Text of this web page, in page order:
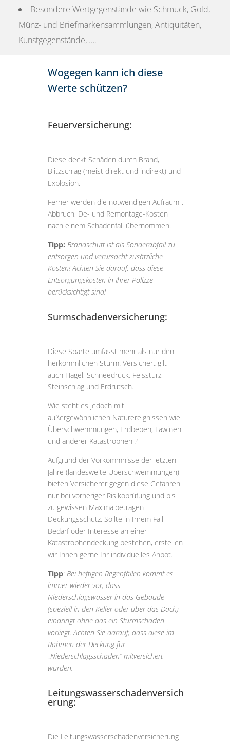
Besondere Wertgegenstände wie Schmuck, Gold,
Münz- und Briefmarkensammlungen, Antiquitäten,
Kunstgegenstände, ….
Wogegen kann ich diese
Werte schützen?
Feuerversicherung:
Diese deckt Schäden durch Brand,
Blitzschlag (meist direkt und indirekt) und
Explosion.
Ferner werden die notwendigen Aufräum-,
Abbruch, De- und Remontage-Kosten
nach einem Schadenfall übernommen.
Tipp: Brandschutt ist als Sonderabfall zu
entsorgen und verursacht zusätzliche
Kosten! Achten Sie darauf, dass diese
Entsorgungskosten in Ihrer Polizze
berücksichtigt sind!
Surmschadenversicherung:
Diese Sparte umfasst mehr als nur den
herkömmlichen Sturm. Versichert gilt
auch Hagel, Schneedruck, Felssturz,
Steinschlag und Erdrutsch.
Wie steht es jedoch mit
außergewöhnlichen Naturereignissen wie
Überschwemmungen, Erdbeben, Lawinen
und anderer Katastrophen ?
Aufgrund der Vorkommnisse der letzten
Jahre (landesweite Überschwemmungen)
bieten Versicherer gegen diese Gefahren
nur bei vorheriger Risikoprüfung und bis
zu gewissen Maximalbeträgen
Deckungsschutz. Sollte in Ihrem Fall
Bedarf oder Interesse an einer
Katastrophendeckung bestehen, erstellen
wir Ihnen gerne Ihr individuelles Anbot.
Tipp: Bei heftigen Regenfällen kommt es
immer wieder vor, dass
Niederschlagswasser in das Gebäude
(speziell in den Keller oder über das Dach)
eindringt ohne das ein Sturmschaden
vorliegt. Achten Sie darauf, dass diese im
Rahmen der Deckung für
„Niederschlagsschäden“ mitversichert
wurden.
Leitungswasserschadenversich
erung:
Die Leitungswasserschadenversicherung